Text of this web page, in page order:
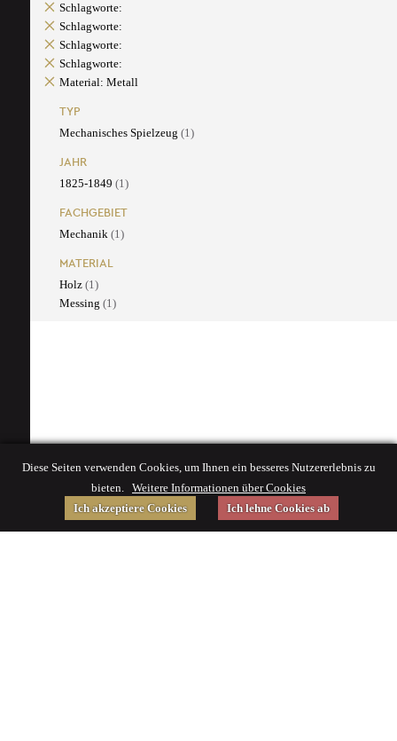
Schlagworte:
Schlagworte:
Schlagworte:
Schlagworte:
Material: Metall
TYP
Mechanisches Spielzeug (1)
JAHR
1825-1849 (1)
FACHGEBIET
Mechanik (1)
MATERIAL
Holz (1)
Messing (1)
Diese Seiten verwenden Cookies, um Ihnen ein besseres Nutzererlebnis zu
bieten. Weitere Informationen über Cookies
Ich akzeptiere Cookies
Ich lehne Cookies ab